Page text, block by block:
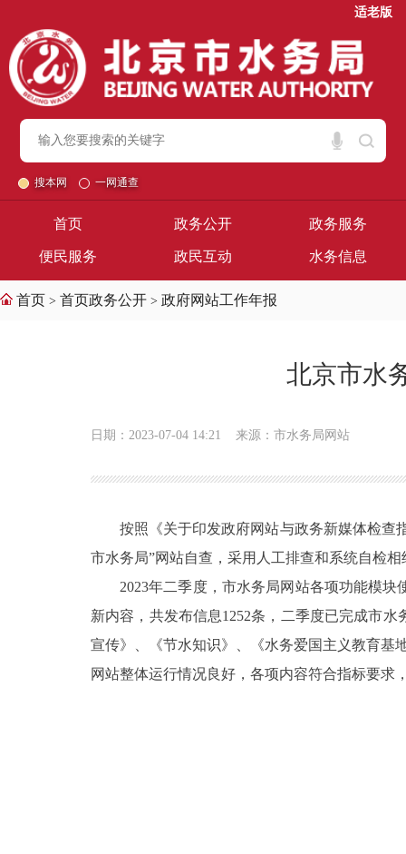
适老版
搜本网 一网通查
首页 政务公开 政务服务
便民服务 政民互动 水务信息
首页 > 首页政务公开 > 政府网站工作年报
北京市水
日期：2023-07-04 14:21 来源：市水务局网站
按照《关于印发政府网站与政务新媒体检查
市水务局”网站自查，采用人工排查和系统自检
2023年二季度，市水务局网站各项功能模
新内容，共发布信息1252条，二季度已完成市
宣传》、《节水知识》、《水务爱国主义教育基
网站整体运行情况良好，各项内容符合指标要求